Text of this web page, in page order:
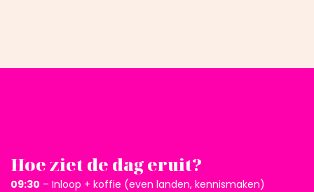
Hoe ziet de dag eruit?
09:30 – Inloop + koffie (even landen, kennismaken)